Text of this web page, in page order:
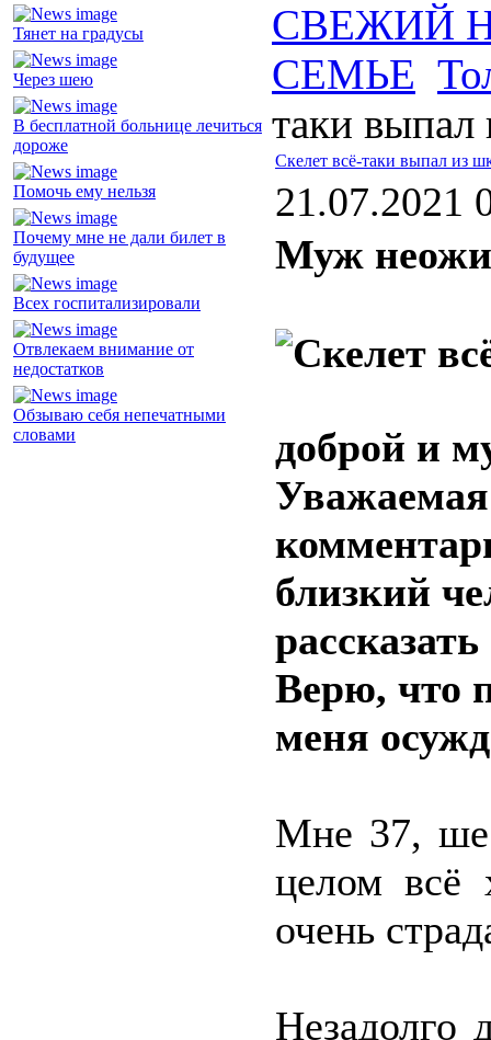
Тянет на градусы
Через шею
В бесплатной больнице лечиться
дороже
Помочь ему нельзя
Почему мне не дали билет в
будущее
Всех госпитализировали
Отвлекаем внимание от
недостатков
Обзываю себя непечатными
словами
СВЕЖИЙ
СЕМЬЕ
таки
Скелет всё-таки выпал из
21.07.2021
Муж
доброй и
близкий
Верю, что
меня
Мне 37,
целом всё
очень
Незадолго